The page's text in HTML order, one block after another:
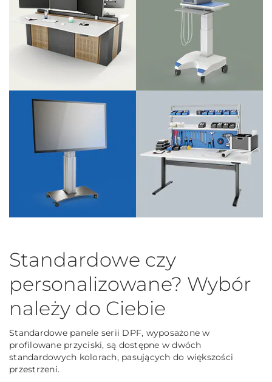
Standardowe czy
personalizowane? Wybór
należy do Ciebie
Standardowe panele serii DPF, wyposażone w
profilowane przyciski, są dostępne w dwóch
standardowych kolorach, pasujących do większości
przestrzeni.